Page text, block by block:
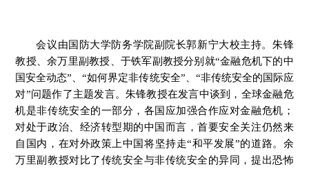
会议由国防大学防务学院副院长郭新宁大校主持。朱锋
教授、余万里副教授、于铁军副教授分别就“金融危机下的中
国安全动态”、“如何界定非传统安全”、“非传统安全的国际应
对”问题作了主题发言。朱锋教授在发言中谈到，全球金融危
机是非传统安全的一部分，各国应加强合作应对金融危机；
对处于政治、经济转型期的中国而言，首要安全关注仍然来
自国内，在对外政策上中国将坚持走“和平发展”的道路。余
万里副教授对比了传统安全与非传统安全的异同，提出恐怖